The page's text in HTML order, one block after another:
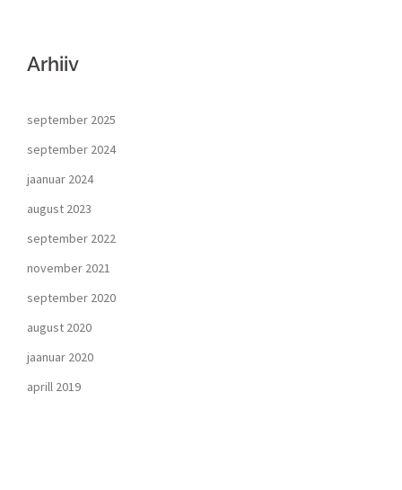
Arhiiv
september 2025
september 2024
jaanuar 2024
august 2023
september 2022
november 2021
september 2020
august 2020
jaanuar 2020
aprill 2019